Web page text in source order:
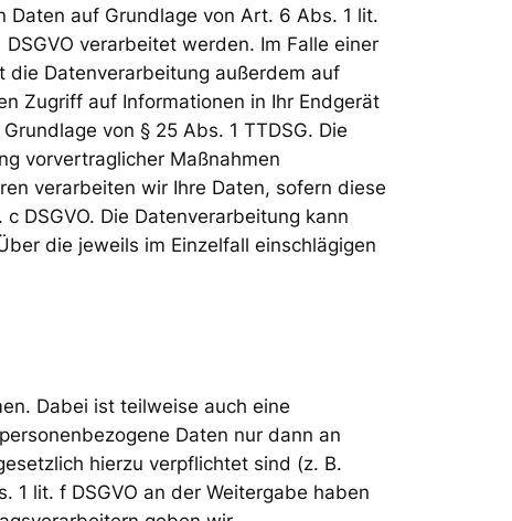
auf Grundlage von Art. 6 Abs. 1 lit.
verarbeitet werden. Im Falle einer
die Datenverarbeitung außerdem auf
Zugriff auf Informationen in Ihr Endgerät
von § 25 Abs. 1 TTDSG. Die
vorvertraglicher Maßnahmen
verarbeiten wir Ihre Daten, sofern diese
DSGVO. Die Datenverarbeitung kann
die jeweils im Einzelfall einschlägigen
Dabei ist teilweise auch eine
Daten nur dann an
hierzu verpflichtet sind (z. B.
lit. f DSGVO an der Weitergabe haben